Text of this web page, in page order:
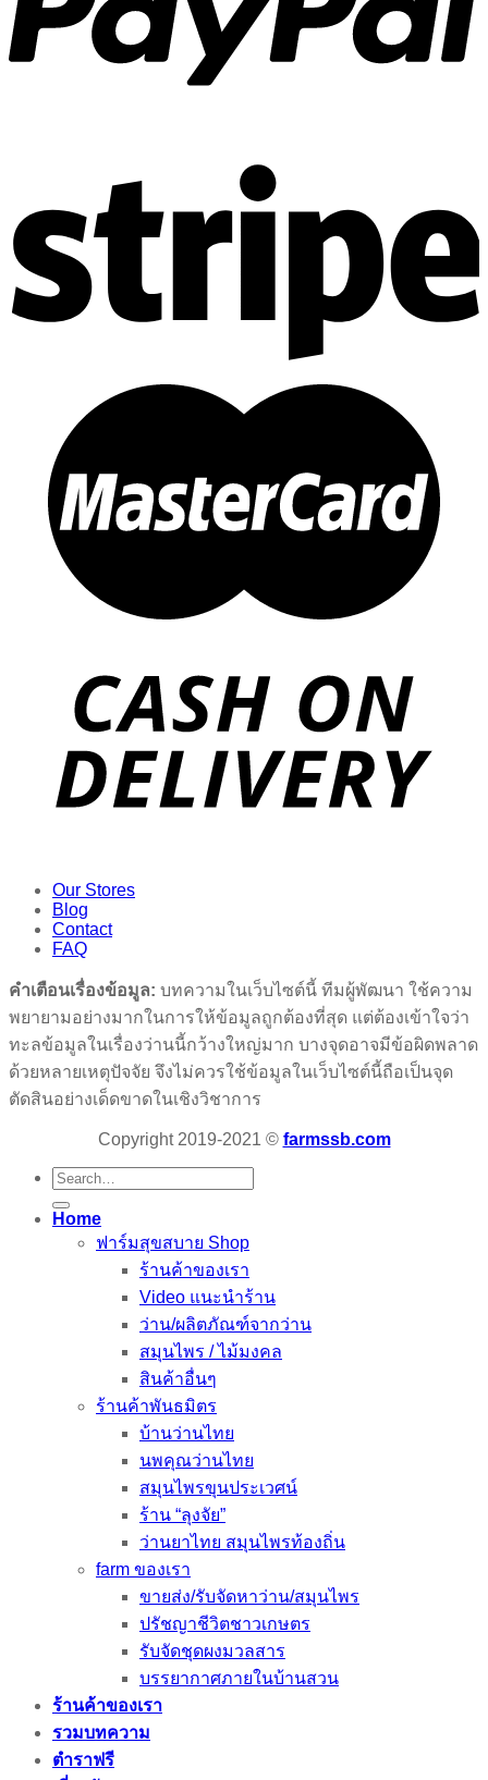
Our Stores
Blog
Contact
FAQ
คำเตือนเรื่องข้อมูล: บทความในเว็บไซต์นี้ ทีมผู้พัฒนา ใช้ความ
พยายามอย่างมากในการให้ข้อมูลถูกต้องที่สุด แต่ต้องเข้าใจว่า
ทะลข้อมูลในเรื่องว่านนี้กว้างใหญ่มาก บางจุดอาจมีข้อผิดพลาด
ด้วยหลายเหตุปัจจัย จึงไม่ควรใช้ข้อมูลในเว็บไซต์นี้ถือเป็นจุด
ตัดสินอย่างเด็ดขาดในเชิงวิชาการ
Copyright 2019-2021 © farmssb.com
Search
for:
Home
ฟาร์มสุขสบาย Shop
ร้านค้าของเรา
Video แนะนำร้าน
ว่าน/ผลิตภัณฑ์จากว่าน
สมุนไพร / ไม้มงคล
สินค้าอื่นๆ
ร้านค้าพันธมิตร
บ้านว่านไทย
นพคุณว่านไทย
สมุนไพรขุนประเวศน์
ร้าน “ลุงจัย”
ว่านยาไทย สมุนไพรท้องถิ่น
farm ของเรา
ขายส่ง/รับจัดหาว่าน/สมุนไพร
ปรัชญาชีวิตชาวเกษตร
รับจัดชุดผงมวลสาร
บรรยากาศภายในบ้านสวน
ร้านค้าของเรา
รวมบทความ
ตำราฟรี